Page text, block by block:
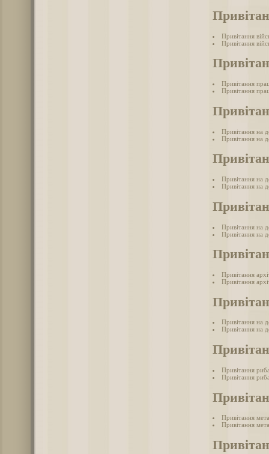
Привітання
Привітання
Привітання
Привітання
Привітання на
Привітання на
Привітання на
Привітання на
Привітання на
Привітання на
Привітання
Привітання
Привітання на
Привітання на
Привітання
Привітання
Привітання
Привітання